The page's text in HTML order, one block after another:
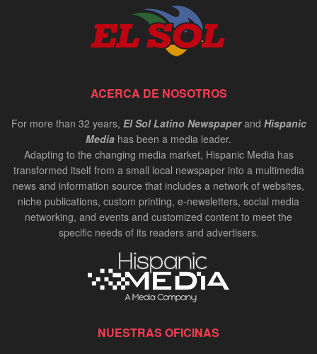
ACERCA DE NOSOTROS
For more than 32 years, El Sol Latino Newspaperand Hispanic
Media has been a media leader.
Adapting to the changing media market, Hispanic Media has
transformed itself from a small local newspaper into a multimedia
news and information source that includes a network of websites,
niche publications, custom printing, e-newsletters, social media
networking, and events and customized content to meet the
specific needs of its readers and advertisers.
NUESTRAS OFICINAS